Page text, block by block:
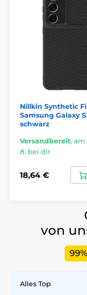
Nillkin Synthetic
Samsung Galaxy
schwarz
Versandbereit, am
8. bei dir
18,64 €
von
99%
Alles Top